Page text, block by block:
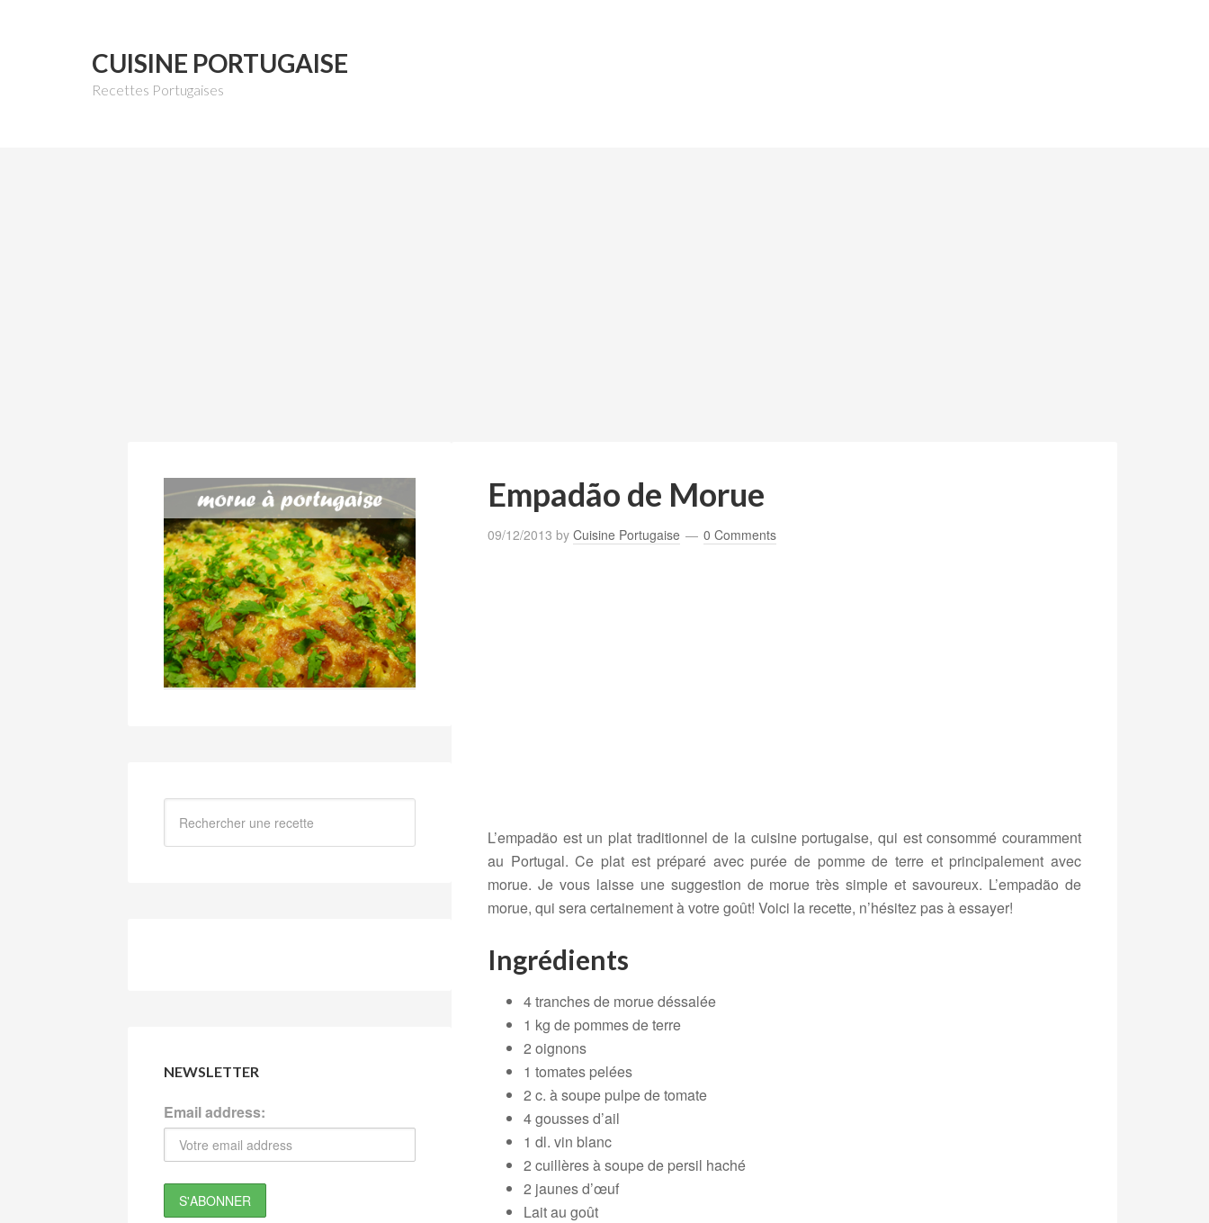
CUISINE PORTUGAISE
Recettes Portugaises
Empadão de Morue
09/12/2013 by Cuisine Portugaise 0 Comments
L’empadão est un plat traditionnel de la cuisine portugaise, qui est consommé couramment
au Portugal. Ce plat est préparé avec purée de pomme de terre et principalement avec
morue. Je vous laisse une suggestion de morue très simple et savoureux. L’empadão de
morue, qui sera certainement à votre goût! Voici la recette, n’hésitez pas à essayer!
Ingrédients
4 tranches de morue déssalée
1 kg de pommes de terre
2 oignons
1 tomates pelées
2 c. à soupe pulpe de tomate
4 gousses d’ail
1 dl. vin blanc
2 cuillères à soupe de persil haché
2 jaunes d’œuf
Lait au goût
NEWSLETTER
Email address: